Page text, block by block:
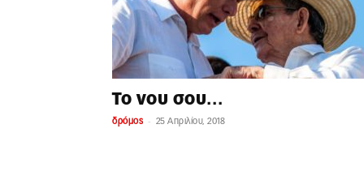
Το νου σου…
δρόμος - 25 Απριλίου, 2018